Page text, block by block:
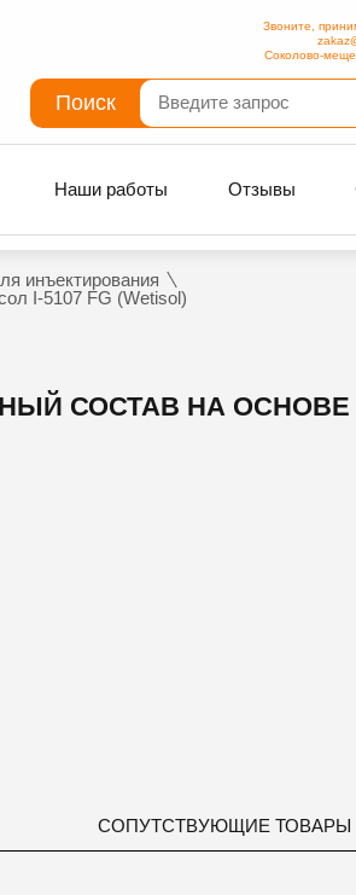
Звоните,
Соколово-
Поиск
Наши работы Отзывы
инъектирования
I-5107 FG (Wetisol)
СОСТАВ НА ОСНОВЕ
СОПУТСТВУЮЩИЕ ТОВАРЫ